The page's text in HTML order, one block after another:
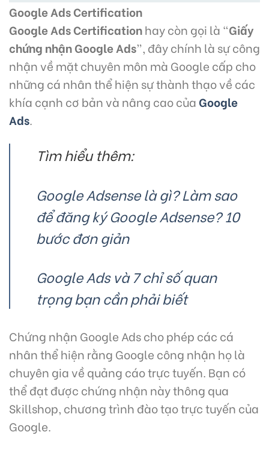
Google Ads Certification
Google Ads Certificationhay còn gọi là “Giấy
chứng nhận Google Ads”, đây chính là sự công
nhận về mặt chuyên môn mà Google cấp cho
những cá nhân thể hiện sự thành thạo về các
khía cạnh cơ bản và nâng cao củaGoogle
Ads.
Tìm hiểu thêm:
Google Adsense là gì? Làm sao
để đăng ký Google Adsense? 10
bước đơn giản
Google Ads và 7 chỉ số quan
trọng bạn cần phải biết
Chứng nhận Google Ads cho phép các cá
nhân thể hiện rằng Google công nhận họ là
chuyên gia về quảng cáo trực tuyến. Bạn có
thể đạt được chứng nhận này thông qua
Skillshop, chương trình đào tạo trực tuyến của
Google.